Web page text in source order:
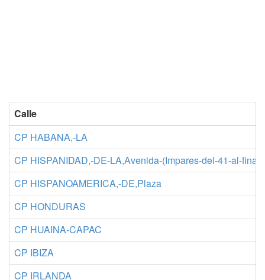
Calle
CP HABANA,-LA
CP HISPANIDAD,-DE-LA,Avenida-(Impares-del-41-al-final
CP HISPANOAMERICA,-DE,Plaza
CP HONDURAS
CP HUAINA-CAPAC
CP IBIZA
CP IRLANDA